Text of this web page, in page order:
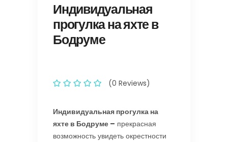
Индивидуальная
прогулка на яхте в
Бодруме
(0 Reviews)
Индивидуальная прогулка на
яхте в Бодруме – прекрасная
возможность увидеть окрестности